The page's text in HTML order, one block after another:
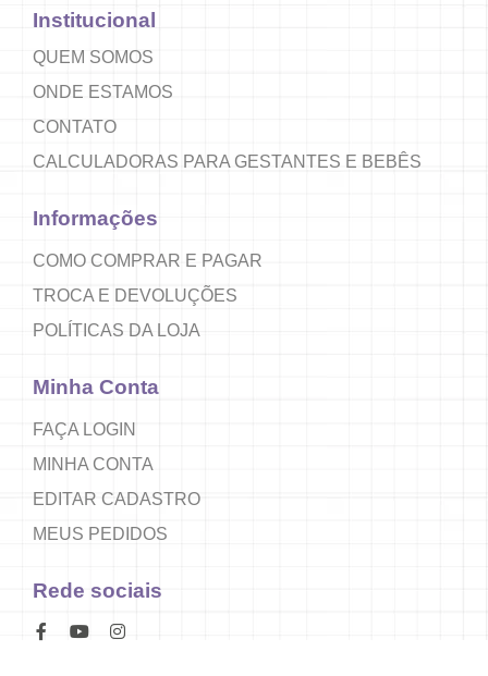
Institucional
QUEM SOMOS
ONDE ESTAMOS
CONTATO
CALCULADORAS PARA GESTANTES E BEBÊS
Informações
COMO COMPRAR E PAGAR
TROCA E DEVOLUÇÕES
POLÍTICAS DA LOJA
Minha Conta
FAÇA LOGIN
MINHA CONTA
EDITAR CADASTRO
MEUS PEDIDOS
Rede sociais